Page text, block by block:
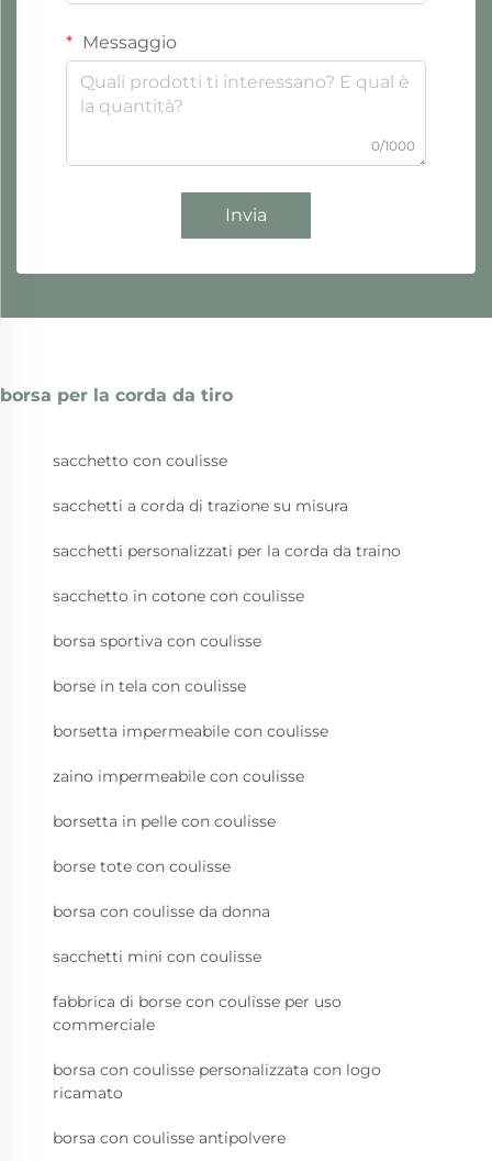
Messaggio
0/1000
Invia
borsa per la corda da tiro
sacchetto con coulisse
sacchetti a corda di trazione su misura
sacchetti personalizzati per la corda da traino
sacchetto in cotone con coulisse
borsa sportiva con coulisse
borse in tela con coulisse
borsetta impermeabile con coulisse
zaino impermeabile con coulisse
borsetta in pelle con coulisse
borse tote con coulisse
borsa con coulisse da donna
sacchetti mini con coulisse
fabbrica di borse con coulisse per uso
commerciale
borsa con coulisse personalizzata con logo
ricamato
borsa con coulisse antipolvere